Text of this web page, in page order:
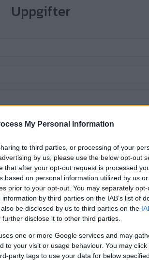
My Personal Information
to third parties, or processing of your
by us, please use the below opt-out
that after your opt-out request is processed
based on personal information utilized by us
prior to your opt-out. You may separately
by third parties on the IAB’s list of
be disclosed by us to third parties on the
further disclose it to other third parties.
one or more Google services and may
to your visit or usage behaviour. You may
party tags to use your data for below
Uppgifter
godkänner jag OK-Förlagetsprenumerationsvillkor
del avOK-Förlagets integritetspolicy .